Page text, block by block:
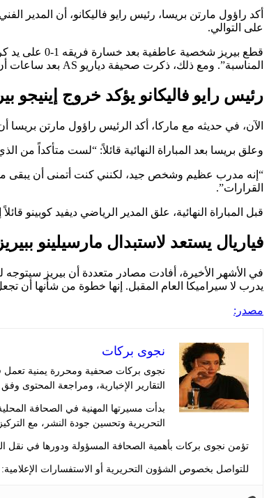
أكد راؤول مارتن بريسا، رئيس رايو فاليكانو، أن المدير
على التوالي.
قطع بيريز
المناسبة”. ومع ذلك، ذكرت صحيفة دياريو AS بعد ساعات أن بيريز لن يستمر في النادي.
رئيس رايو فاليكانو يؤكد خروج إينيجو
الآن، في حديثه مع ماركا، أكد الرئيس راؤول مارتن
وعلق بريسا بعد المباراة النهائية قائلاً: “لست متأكداً من
“إنه مدرب عظيم وشخص جيد، لكنني كنت أتمنى أن يبقى
القرارات”.
قبل المباراة النهائية، علق المدير الرياضي ديفيد
فياريال يستعد لاستبدال مارسيلينو ببيريز
في الأشهر الأخيرة، أفادت مصادر متعددة أن بيريز
يدرب لا سيراميكا العام المقبل. إنها خطوة من شأنها أن
مصدر:
نجوى بركات
نجوى بركات صحفية ومحررة يمنية تعمل
التقارير الإخبارية، ومراجعة المحتوى
بدأت مسيرتها المهنية في الصحافة
التحريرية وتحسين جودة النشر، مع
تؤمن نجوى بركات بأهمية الصحافة المسؤولة ودورها في نقل
للتواصل بخصوص الشؤون التحريرية أو الاستفسارات الإعلامية: